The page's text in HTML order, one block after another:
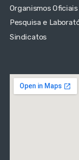
Organismos Oficiais
Pesquisa e
Sindicatos